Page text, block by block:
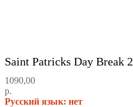
Saint Patricks Day Break 2
1090,00
р.
Русский язык: нет